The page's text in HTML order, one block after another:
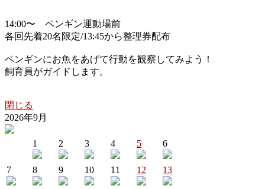
14:00〜 ペンギン運動場前
各回先着20名限定/13:45から整理券配布
ペンギンにお魚をあげて行動を観察してみよう！
飼育員がガイドします。
閉じる
2026年9月
1 2 3 4 5 6
7 8 9 10 11 12 13